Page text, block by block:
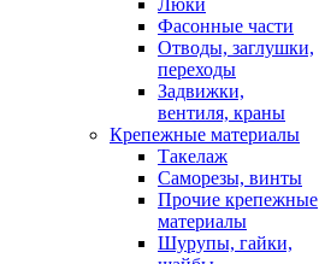
Люки
Фасонные части
Отводы, заглушки,
переходы
Задвижки,
вентиля, краны
Крепежные материалы
Такелаж
Саморезы, винты
Прочие крепежные
материалы
Шурупы, гайки,